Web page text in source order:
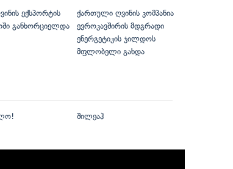
ექსპორტის
განხორციელდა
ქართული ღვინის კომპანია
ევროკავშირის მდგრადი
ენერგეტიკის ჯილდოს
მფლობელი გახდა
შილეაჰ